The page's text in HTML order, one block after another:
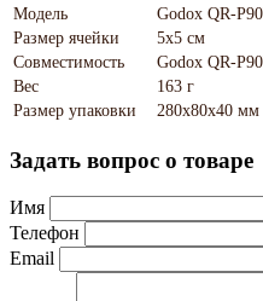
Модель
Godox QR-
Размер ячейки
5х5 см
Совместимость
Godox QR-
Вес
163 г
Размер упаковки
280х80х40 мм
Задать вопрос о товаре
Имя
Телефон
Email